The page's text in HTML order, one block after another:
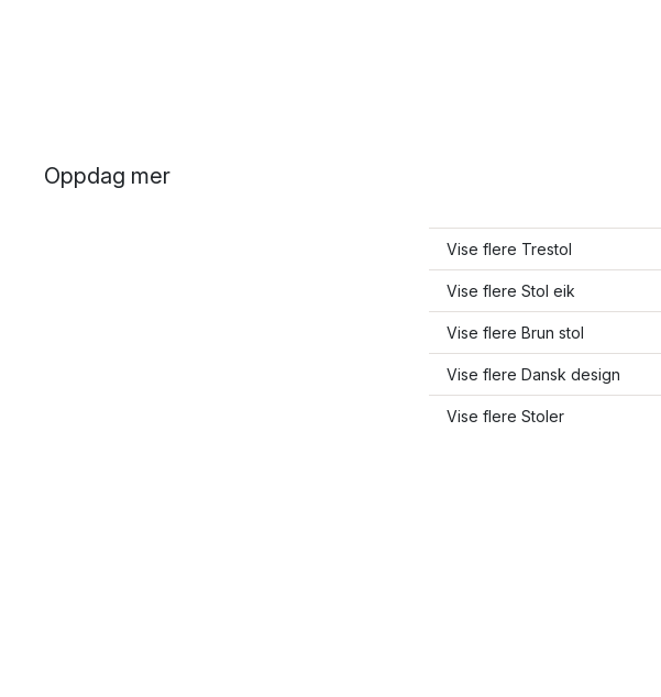
Oppdag mer
Vise flere Trestol
Vise flere Stol eik
Vise flere Brun stol
Vise flere Dansk design
Vise flere Stoler